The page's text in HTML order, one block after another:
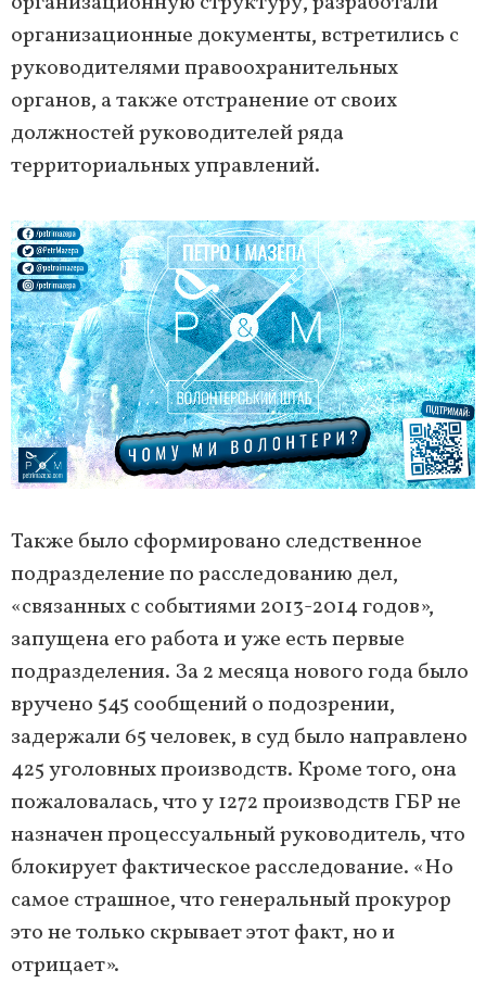
организационные документы, встретились с
руководителями правоохранительных
органов, а также отстранение от своих
должностей руководителей ряда
территориальных управлений.
Также было сформировано следственное
подразделение по расследованию дел,
«связанных с событиями 2013-2014 годов»,
запущена его работа и уже есть первые
подразделения. За 2 месяца нового года было
вручено 545 сообщений о подозрении,
задержали 65 человек, в суд было направлено
425 уголовных производств. Кроме того, она
пожаловалась, что у 1272 производств ГБР не
назначен процессуальный руководитель, что
блокирует фактическое расследование. «Но
самое страшное, что генеральный прокурор
это не только скрывает этот факт, но и
отрицает».